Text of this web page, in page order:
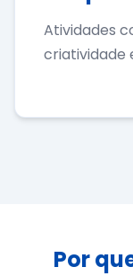
Atividades
criatividade
Por